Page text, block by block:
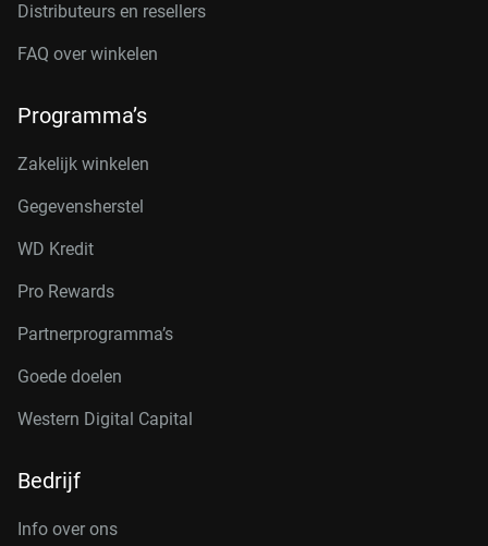
Distributeurs en resellers
FAQ over winkelen
Programma’s
Zakelijk winkelen
Gegevensherstel
WD Kredit
Pro Rewards
Partnerprogramma’s
Goede doelen
Western Digital Capital
Bedrijf
Info over ons